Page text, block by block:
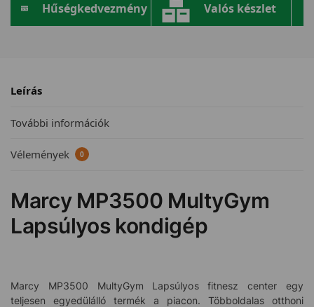
Hűségkedvezmény Valós készlet
Leírás
További információk
Vélemények 0
Marcy MP3500 MultyGym
Lapsúlyos kondigép
Marcy MP3500 MultyGym Lapsúlyos fitnesz center egy
teljesen egyedülálló termék a piacon. Többoldalas otthoni